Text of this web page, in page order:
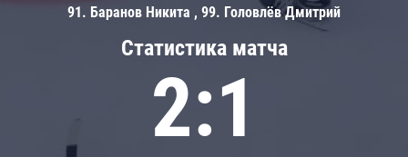
Статистика матча
2:1
91. Баранов Никита , 99. Головлёв Дмитрий